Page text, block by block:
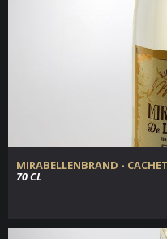
MIRABELLENBRAND -
70 CL